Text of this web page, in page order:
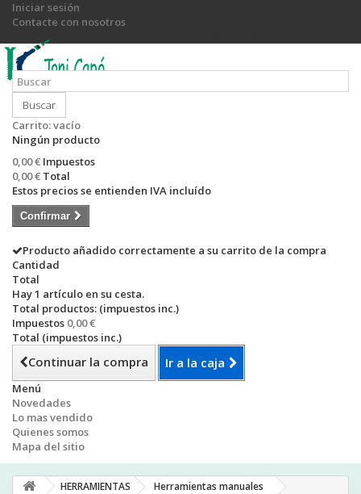
Iniciar sesión
Contacte con nosotros
Llámanos ahora:
Buscar
Carrito:vacío
Ningún producto
0,00 € Impuestos
0,00 € Total
Estos precios se entienden IVA incluído
Confirmar
Producto añadido correctamente a su carrito de la compra
Cantidad
Total
Hay 1 artículo en su cesta.
Total productos: (impuestos inc.)
Impuestos 0,00 €
Total (impuestos inc.)
Continuar la compra Ir a la caja
Menú
Novedades
Lo mas vendido
Quienes somos
Mapa del sitio
HERRAMIENTAS
Herramientas manuales